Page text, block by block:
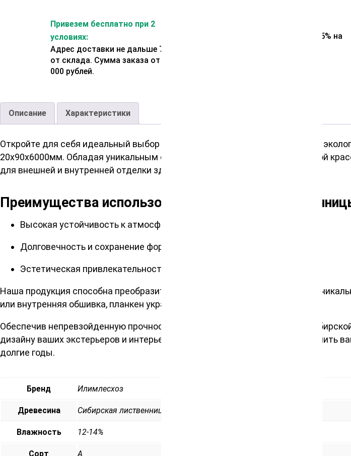
Привезем бесплатно при 2
условиях:
Адрес доставки не дальше 70 км
от склада. Сумма заказа от 200
000 рублей.
Представляем скидку 5% на
Описание Характеристики
Откройте для себя идеальный выбор для создания эстетичных, прочных и
20х90х6000мм. Обладая уникальным сочетанием прочности и естественной
для внешней и внутренней отделки зданий.
Преимущества использования сибирской
Высокая устойчивость к атмосферным воздействиям
Долговечность и сохранение формы
Эстетическая привлекательность естественного дерева
Наша продукция способна преобразить любое пространство, придав ему
или внутренняя обшивка, планкен украсит и защитит вашу недвижимость.
Обеспечив непревзойденную прочность и долговечность облицовки, из
дизайну ваших экстерьеров и интерьеров. Приглашаем вас , чтобы обеспечить
долгие годы.
Бренд Илимлесхоз
Древесина Сибирская лиственница
Влажность 12-14%
Сорт А